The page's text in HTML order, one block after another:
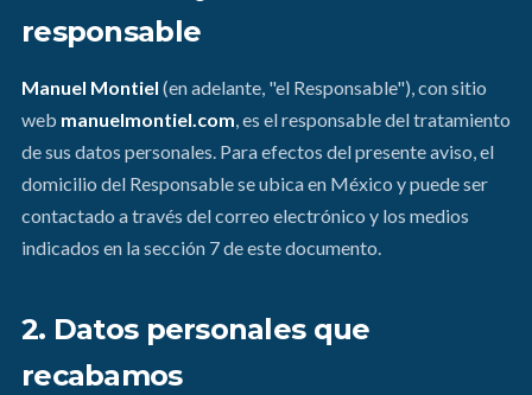
responsable
Manuel Montiel (en adelante, "el Responsable"), con sitio
web manuelmontiel.com, es el responsable del tratamiento
de sus datos personales. Para efectos del presente aviso, el
domicilio del Responsable se ubica en México y puede ser
contactado a través del correo electrónico y los medios
indicados en la sección 7 de este documento.
2. Datos personales que
recabamos